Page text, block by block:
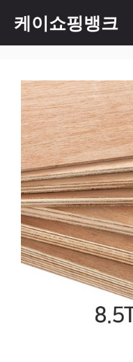
content
케이쇼핑뱅크